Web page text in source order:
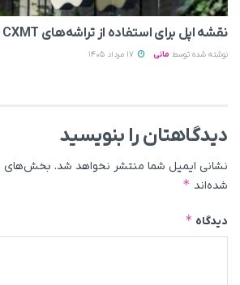
نقشه اپل برای استفاده از تراشه‌های CXMT شکست خورد
نوشته شده توسط مانی
دیدگاهتان را بنویسید
نشانی ایمیل شما منتشر نخواهد شد. بخش‌های
شده‌اند *
دیدگاه *